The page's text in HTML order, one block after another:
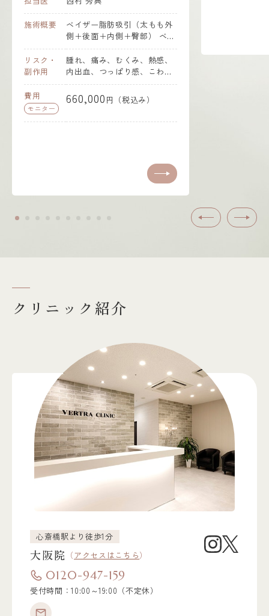
ベイザー脂肪吸引（太もも外
側＋後面＋内側＋臀部） ベイ
ザー波という特殊な超音波エ
ネルギーにより脂肪細胞を液
体状にしてから、遊離させて
量吸引が可能で、かつ吸引の
自由度が高いためデザインに
忠実な吸引が可能です。 周辺
きりさせて、タイトなパンツ
いうご希望がありました。前
た。
腫れ、痛み、むくみ、熱感、
内出血、つっぱり感、こわば
り（拘縮）、傷跡、色素沈着
660,000 円（税込み）
させて、華奢な印
前へ 次へ
クリニック紹介
心斎橋駅より徒歩1分
大阪院 （アクセスはこちら）
0120-947-159
受付時間：10:00～19:00（不定休）